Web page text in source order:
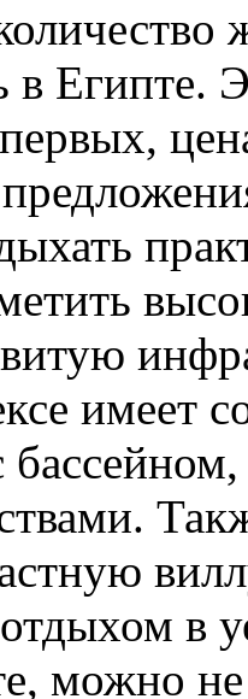
Египте.
имеет
в
можно